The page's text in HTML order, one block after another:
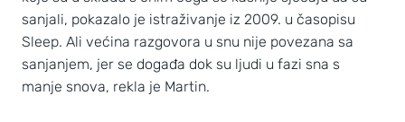
sanjali, pokazalo je istraživanje iz 2009. u časopisu
Sleep. Ali većina razgovora u snu nije povezana sa
sanjanjem, jer se događa dok su ljudi u fazi sna s
manje snova, rekla je Martin.